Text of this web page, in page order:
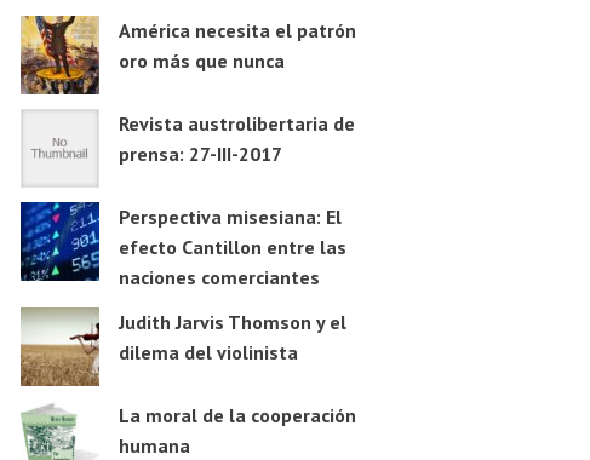
América necesita el patrón
oro más que nunca
Revista austrolibertaria de
prensa: 27-III-2017
Perspectiva misesiana: El
efecto Cantillon entre las
naciones comerciantes
Judith Jarvis Thomson y el
dilema del violinista
La moral de la cooperación
humana